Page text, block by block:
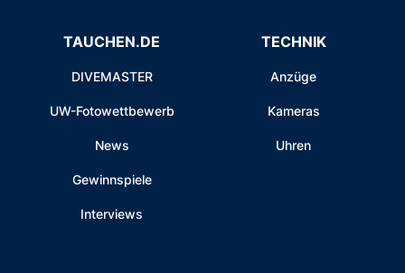
TAUCHEN.DE
DIVEMASTER
UW-Fotowettbewerb
News
Gewinnspiele
Interviews
TECHNIK
Anzüge
Kameras
Uhren